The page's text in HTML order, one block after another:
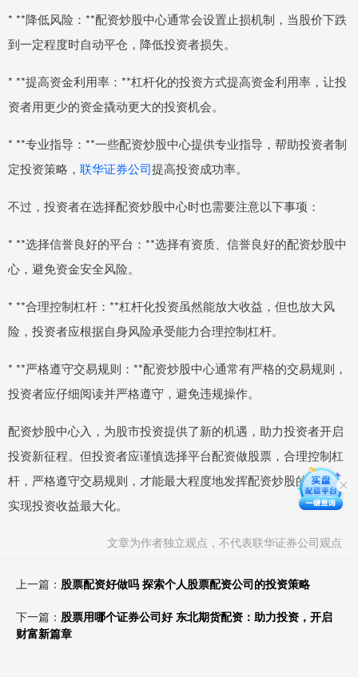
* **降低风险：**配资炒股中心通常会设置止损机制，当股价下跌
到一定程度时自动平仓，降低投资者损失。
* **提高资金利用率：**杠杆化的投资方式提高资金利用率，让投
资者用更少的资金撬动更大的投资机会。
* **专业指导：**一些配资炒股中心提供专业指导，帮助投资者制
定投资策略， 联华证券公司提高投资成功率。
不过，投资者在选择配资炒股中心时也需要注意以下事项：
* **选择信誉良好的平台：**选择有资质、信誉良好的配资炒股中
心，避免资金安全风险。
* **合理控制杠杆：**杠杆化投资虽然能放大收益，但也放大风
险，投资者应根据自身风险承受能力合理控制杠杆。
* **严格遵守交易规则：**配资炒股中心通常有严格的交易规则，
投资者应仔细阅读并严格遵守，避免违规操作。
配资炒股中心入，为股市投资提供了新的机遇，助力投资者开启
投资新征程。但投资者应谨慎选择平台配资做股票，合理控制杠
杆，严格遵守交易规则，才能最大程度地发挥配资炒股的优势，
实现投资收益最大化。
文章为作者独立观点，不代表联华证券公司观点
上一篇： 股票配资好做吗 探索个人股票配资公司的投资策略
下一篇： 股票用哪个证券公司好 东北期货配资：助力投资，开启
财富新篇章